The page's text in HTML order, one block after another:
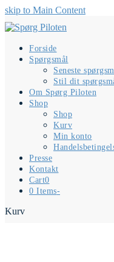
skip to Main Content
Forside
Spørgsmål
Seneste
Stil dit
Om Spørg Piloten
Shop
Shop
Kurv
Min konto
Presse
Kontakt
Cart0
0 Items-
Kurv